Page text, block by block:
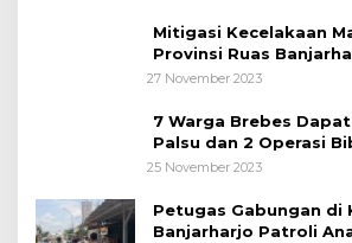
Mitigasi Kecelakaan
Provinsi Ruas
27 November 2023
7 Warga Brebes
Palsu dan 2 Operasi
25 November 2023
Petugas Gabungan di
Banjarharjo Patroli